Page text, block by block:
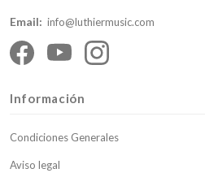
Email: info@luthiermusic.com
Información
Condiciones Generales
Aviso legal